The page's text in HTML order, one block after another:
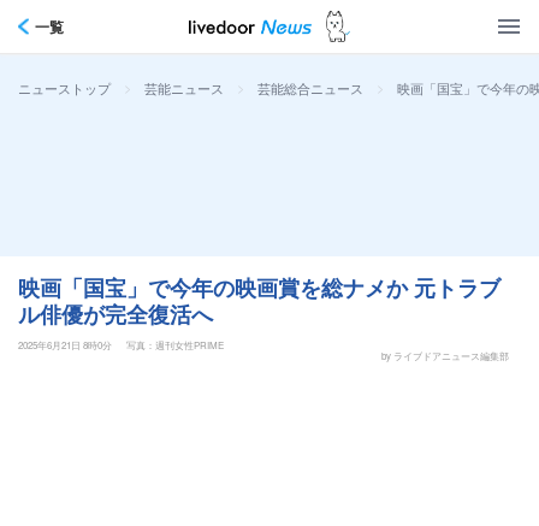
一覧
ニューストップ > 芸能ニュース > 芸能総合ニュース > 映画「国宝」で今年の
映画「国宝」で今年の映画賞を総ナメか 元トラブ
ル俳優が完全復活へ
2025年6月21日 8時0分
写真：週刊女性PRIME
by ライブドアニュース編集部